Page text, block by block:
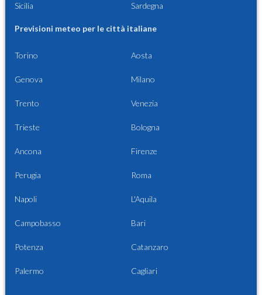
Sicilia Sardegna
Previsioni meteo per le città italiane
Torino Aosta
Genova Milano
Trento Venezia
Trieste Bologna
Ancona Firenze
Perugia Roma
Napoli L'Aquila
Campobasso Bari
Potenza Catanzaro
Palermo Cagliari